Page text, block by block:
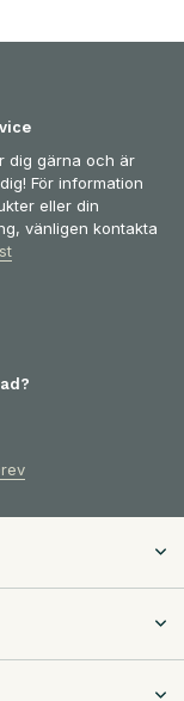
dig gärna och är
För information
eller din
vänligen kontakta